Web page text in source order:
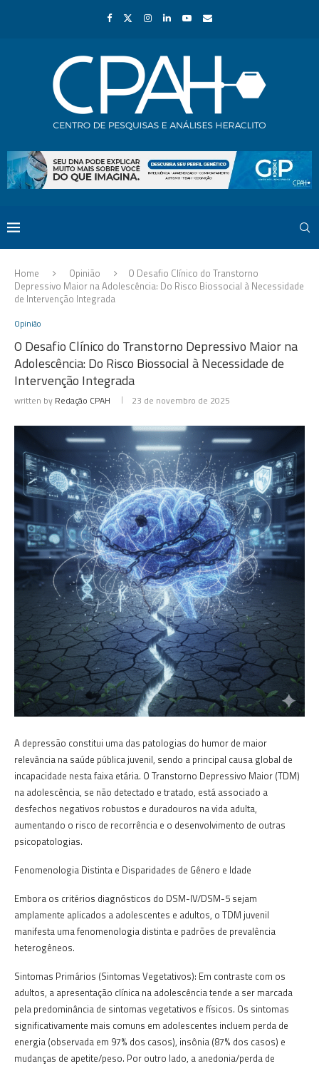
Home Opinião
O Desafio Clínico do Transtorno
Depressivo Maior na Adolescência: Do Risco Biossocial à Necessidade
de Intervenção Integrada
Opinião
O Desafio Clínico do Transtorno Depressivo Maior na
Adolescência: Do Risco Biossocial à Necessidade de
Intervenção Integrada
written by Redação CPAH 23 de novembro de 2025
A depressão constitui uma das patologias do humor de maior
relevância na saúde pública juvenil, sendo a principal causa global de
incapacidade nesta faixa etária. O Transtorno Depressivo Maior (TDM)
na adolescência, se não detectado e tratado, está associado a
desfechos negativos robustos e duradouros na vida adulta,
aumentando o risco de recorrência e o desenvolvimento de outras
psicopatologias.
Fenomenologia Distinta e Disparidades de Gênero e Idade
Embora os critérios diagnósticos do DSM-IV/DSM-5 sejam
amplamente aplicados a adolescentes e adultos, o TDM juvenil
manifesta uma fenomenologia distinta e padrões de prevalência
heterogêneos.
Sintomas Primários (Sintomas Vegetativos): Em contraste com os
adultos, a apresentação clínica na adolescência tende a ser marcada
pela predominância de sintomas vegetativos e físicos. Os sintomas
significativamente mais comuns em adolescentes incluem perda de
energia (observada em 97% dos casos), insônia (87% dos casos) e
mudanças de apetite/peso. Por outro lado, a anedonia/perda de